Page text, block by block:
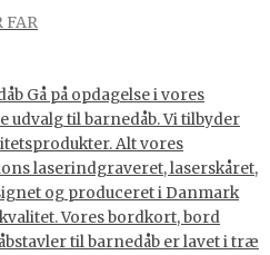
FAR
Gå på opdagelse i vores
udvalg til barnedåb. Vi tilbyder
Alt vores
laserindgraveret, laserskåret,
og produceret i Danmark
Vores bordkort, bord
til barnedåb er lavet i træ